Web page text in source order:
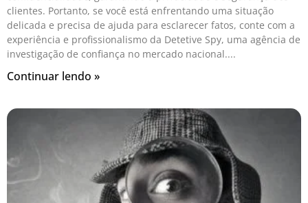
clientes. Portanto, se você está enfrentando uma situação
delicada e precisa de ajuda para esclarecer fatos, conte com a
experiência e profissionalismo da Detetive Spy, uma agência de
investigação de confiança no mercado nacional.
Continuar lendo »